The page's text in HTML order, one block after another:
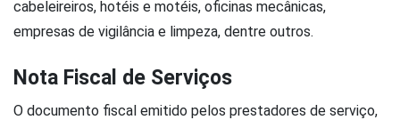
cabeleireiros, hotéis e motéis, oficinas mecânicas,
empresas de vigilância e limpeza, dentre outros.
Nota Fiscal de Serviços
O documento fiscal emitido pelos prestadores de serviço,